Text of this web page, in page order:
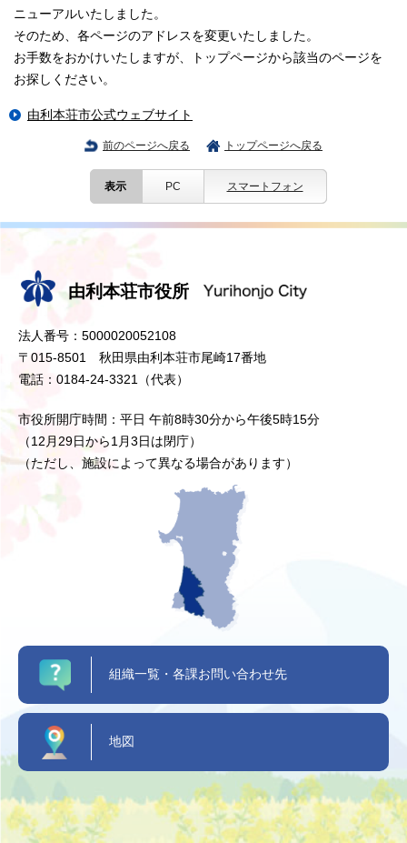
ニューアルいたしました。
そのため、各ページのアドレスを変更いたしました。
お手数をおかけいたしますが、トップページから該当のページを
お探しください。
由利本荘市公式ウェブサイト
前のページへ戻る トップページへ戻る
表示 PC スマートフォン
由利本荘市役所
法人番号：5000020052108
〒015-8501 秋田県由利本荘市尾崎17番地
電話：0184-24-3321（代表）
市役所開庁時間：平日 午前8時30分から午後5時15分
（12月29日から1月3日は閉庁）
（ただし、施設によって異なる場合があります）
組織一覧・各課お問い合わせ先
地図